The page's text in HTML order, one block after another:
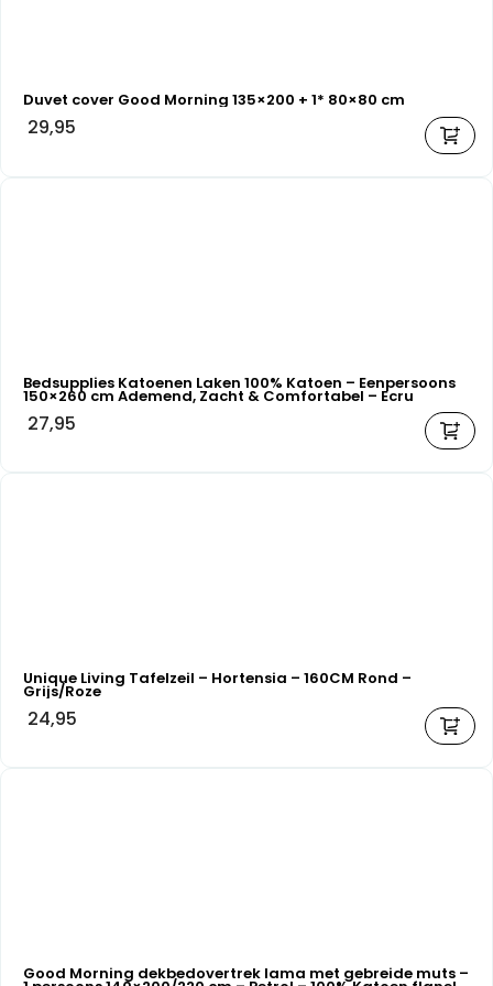
Duvet cover Good Morning 135×200 + 1* 80×80 cm
29,95
Bedsupplies Katoenen Laken 100% Katoen – Eenpersoons
150×260 cm Ademend, Zacht & Comfortabel – Ecru
27,95
Unique Living Tafelzeil – Hortensia – 160CM Rond –
Grijs/Roze
24,95
Good Morning dekbedovertrek lama met gebreide muts –